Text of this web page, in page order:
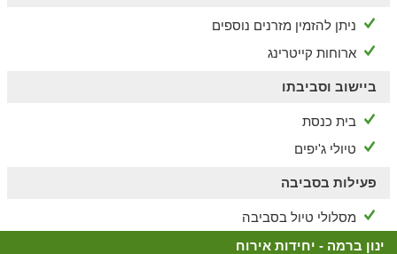
ניתן להזמין מזרנים נוספים
ארוחות קייטרינג
ביישוב וסביבתו
בית כנסת
טיולי ג'יפים
פעילות בסביבה
מסלולי טיול בסביבה
ינון ברמה - יחידות אירוח